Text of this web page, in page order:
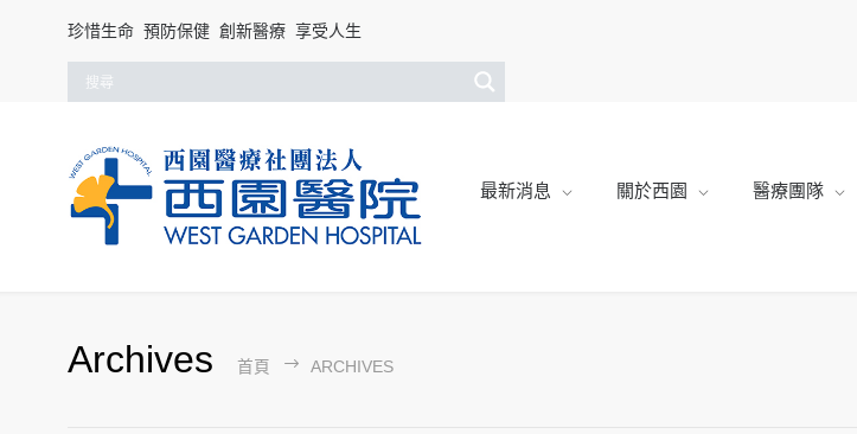
珍惜生命 預防保健 創新醫療 享受人生
最新消息 關於西園 醫療團隊
Archives 首頁 ARCHIVES